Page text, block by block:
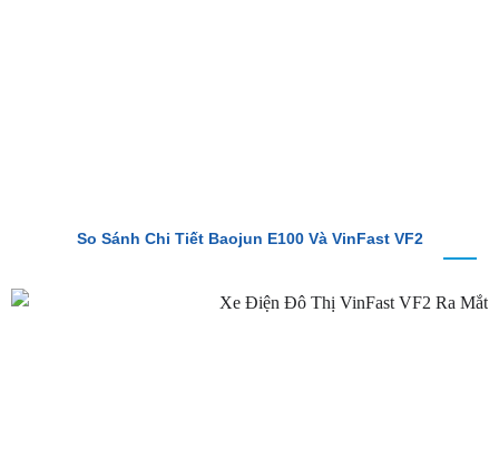
So Sánh Chi Tiết Baojun E100 Và VinFast VF2